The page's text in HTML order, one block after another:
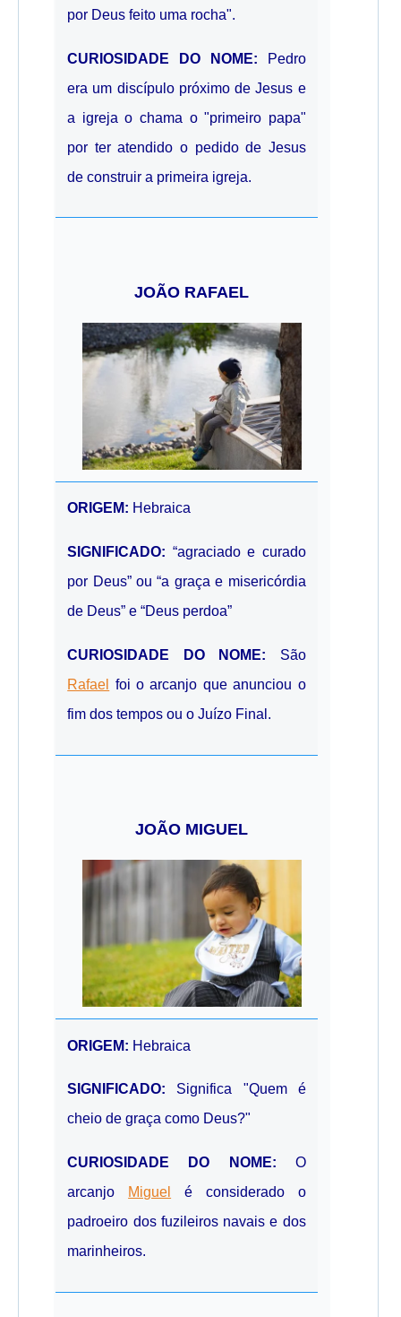
por Deus feito uma rocha".
CURIOSIDADE DO NOME:
Pedro
era um discípulo próximo de Jesus e
a igreja o chama o "primeiro papa"
por ter atendido o pedido de Jesus
de construir a primeira igreja.
JOÃO RAFAEL
ORIGEM: Hebraica
SIGNIFICADO: “agraciado e curado
por Deus” ou “a graça e misericórdia
de Deus” e “Deus perdoa”
CURIOSIDADE DO NOME: São
Rafael
foi o arcanjo que anunciou o
fim dos tempos ou o Juízo Final.
JOÃO MIGUEL
ORIGEM: Hebraica
SIGNIFICADO: Significa "Quem é
cheio de graça como Deus?"
CURIOSIDADE DO NOME: O
arcanjo
Miguel
é considerado o
padroeiro dos fuzileiros navais e dos
marinheiros.